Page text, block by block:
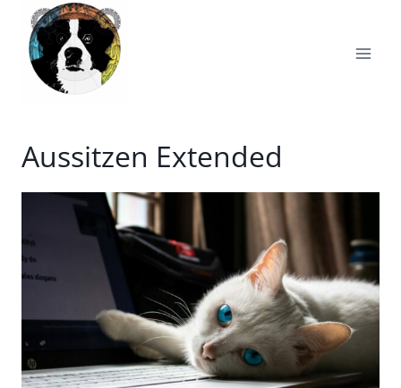
Inhalt
springen
Aussitzen Extended